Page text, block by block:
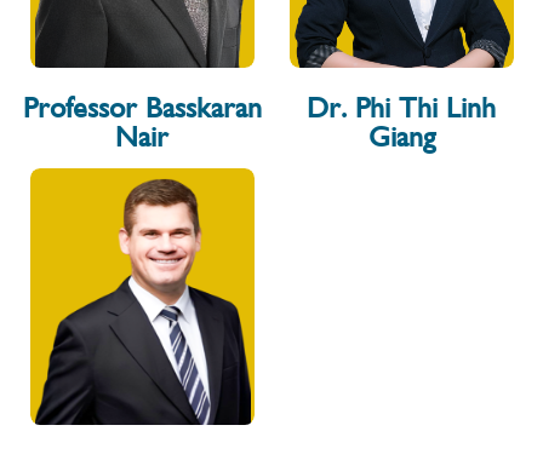
Professor Basskaran
Nair
Dr. Phi Thi Linh
Giang